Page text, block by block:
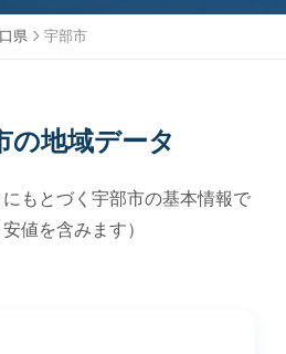
県 宇部市
の地域データ
もとづく宇部市の基本情報で
値を含みます）